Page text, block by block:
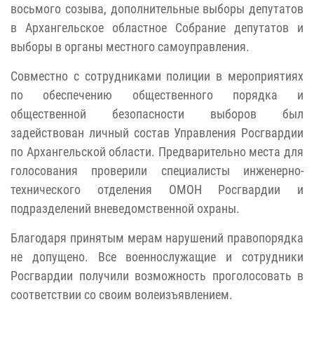
восьмого созыва, дополнительные выборы депутатов
в Архангельское областное Собрание депутатов и
выборы в органы местного самоуправления.
Совместно с сотрудниками полиции в мероприятиях
по обеспечению общественного порядка и
общественной безопасности выборов был
задействован личный состав Управления Росгвардии
по Архангельской области. Предварительно места для
голосования проверили специалисты инженерно-
технического отделения ОМОН Росгвардии и
подразделений вневедомственной охраны.
Благодаря принятым мерам нарушений правопорядка
не допущено. Все военнослужащие и сотрудники
Росгвардии получили возможность проголосовать в
соответствии со своим волеизъявлением.